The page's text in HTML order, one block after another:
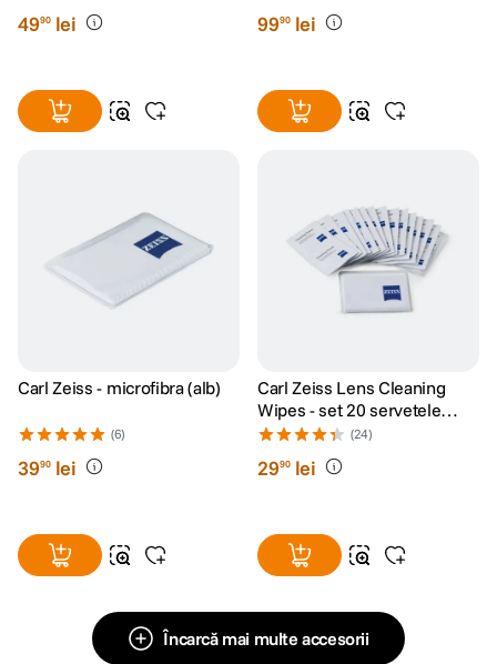
4990 lei 9990 lei
Carl Zeiss - microfibra (alb)
(6)
3990 lei
Carl Zeiss Lens Cleaning
Wipes - set 20 servetele
umede
(24)
2990 lei
Încarcă mai multe accesorii